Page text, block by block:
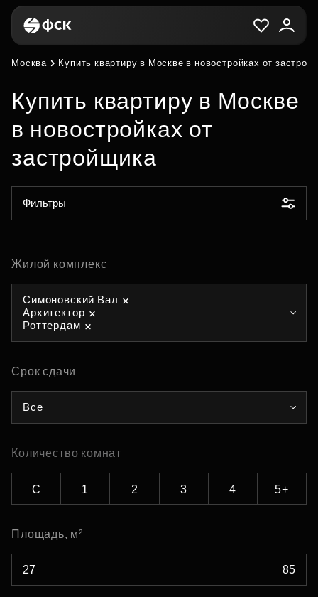
Москва Купить квартиру в Москве в новостройках от
Купить квартиру в Москве
в новостройках от
застройщика
Фильтры
Жилой комплекс
Симоновский Вал
Архитектор
Роттердам
Срок сдачи
Все
Количество комнат
С 1 2 3 4 5+
Площадь, м²